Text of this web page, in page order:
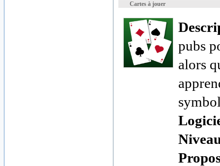
Cartes à jouer
pubs
alors